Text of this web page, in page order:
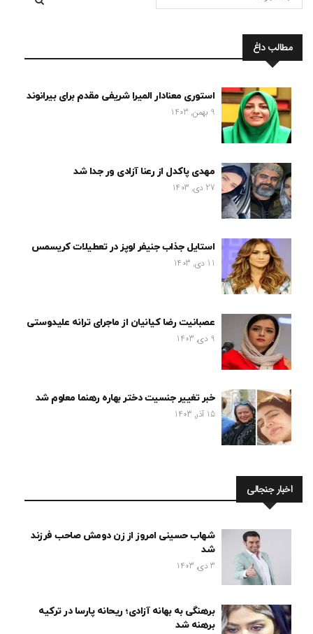
مطالب داغ
استوری معنادار المیرا شریفی مقدم برای بیرانوند
9 بهمن, 1403
مهدی پاکدل از رعنا آزادی ور جدا شد
27 دی, 1403
استایل جذاب جنیفر لوپز در تعطیلات کریسمس
11 دی, 1403
عصبانیت رضا کیانیان از ماجرای ترانه علیدوستی
9 دی, 1403
خبر تغییر جنسیت دختر بهاره رهنما معلوم شد
15 آذر, 1403
اخبار جنجالی
شهاب حسینی امروز از زن دومش صاحب فرزند
شد
3 دی, 1403
برهنگی به بهانه آزادی؛ ریحانه پارسا در ترکیه
برهنه شد